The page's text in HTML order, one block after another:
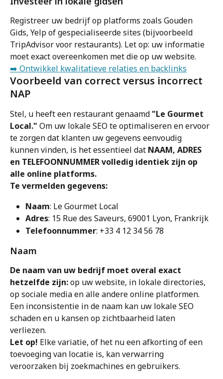
Registreer uw bedrijf op platforms zoals Gouden
Gids, Yelp of gespecialiseerde sites (bijvoorbeeld
TripAdvisor voor restaurants). Let op: uw informatie
moet exact overeenkomen met die op uw website.
➡️ Ontwikkel kwalitatieve relaties en backlinks
Voorbeeld van correct versus incorrect
NAP
Stel, u heeft een restaurant genaamd "Le Gourmet
Local." Om uw lokale SEO te optimaliseren en ervoor
te zorgen dat klanten uw gegevens eenvoudig
kunnen vinden, is het essentieel dat NAAM, ADRES
en TELEFOONNUMMER volledig identiek zijn op
alle online platforms.
Te vermelden gegevens:
Naam: Le Gourmet Local
Adres: 15 Rue des Saveurs, 69001 Lyon, Frankrijk
Telefoonnummer: +33 4 12 34 56 78
Naam
De naam van uw bedrijf moet overal exact
hetzelfde zijn: op uw website, in lokale directories,
op sociale media en alle andere online platformen.
Een inconsistentie in de naam kan uw lokale SEO
schaden en u kansen op zichtbaarheid laten
verliezen.
Let op! Elke variatie, of het nu een afkorting of een
toevoeging van locatie is, kan verwarring
veroorzaken bij zoekmachines en gebruikers.